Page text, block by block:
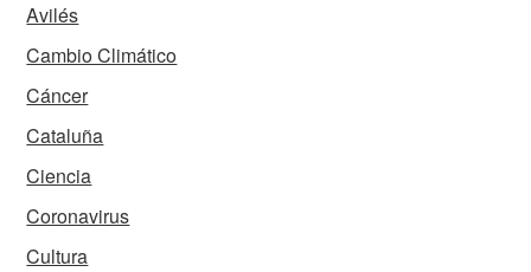
Avilés
Cambio Climático
Cáncer
Cataluña
Ciencia
Coronavirus
Cultura